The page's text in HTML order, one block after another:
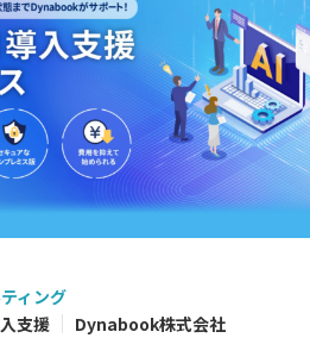
ィング
支援
Dynabook株式会社